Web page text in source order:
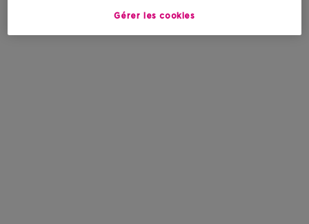
Gérer les cookies